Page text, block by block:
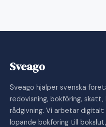
Sveago
Sveago hjälper svenska
redovisning, bokföring, skatt,
rådgivning. Vi arbetar
löpande bokföring till